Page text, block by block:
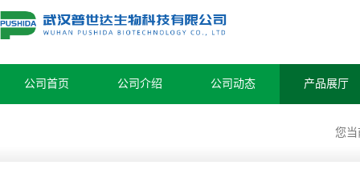
公司首页 公司介绍 公司动态 产品展厅
您